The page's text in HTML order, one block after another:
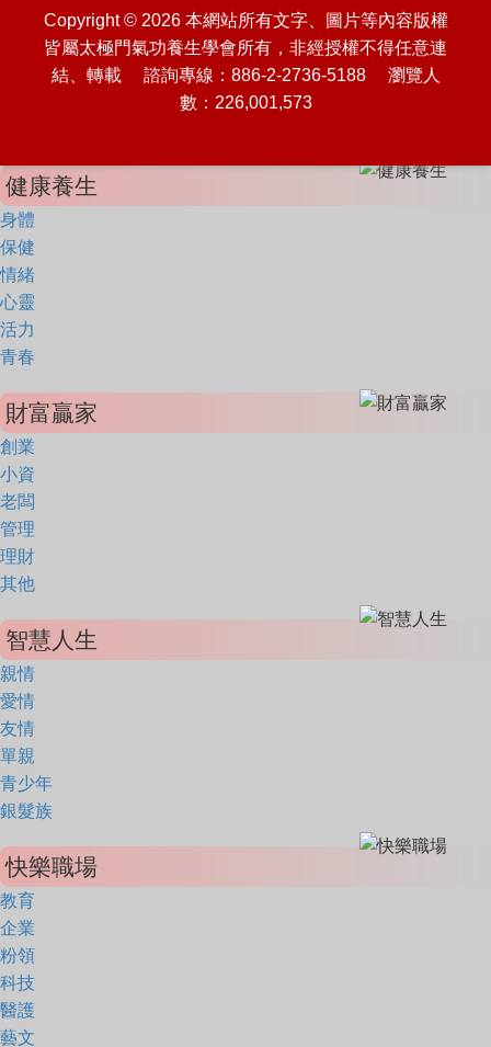
Copyright © 2026 本網站所有文字、圖片等內容版權
皆屬太極門氣功養生學會所有，非經授權不得任意連
結、轉載 諮詢專線：886-2-2736-5188 瀏覽人
數：226,001,573
健康養生
身體
保健
情緒
心靈
活力
青春
財富贏家
創業
小資
老闆
管理
理財
其他
智慧人生
親情
愛情
友情
單親
青少年
銀髮族
快樂職場
教育
企業
粉領
科技
醫護
藝文